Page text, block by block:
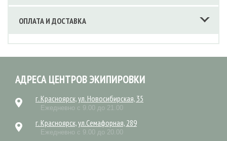
ОПЛАТА И ДОСТАВКА
АДРЕСА ЦЕНТРОВ ЭКИПИРОВКИ
г. Красноярск, ул. Новосибирская, 35
Ежедневно с 9.00 до 21.00
г. Красноярск, ул.Семафорная, 289
Ежедневно с 9.00 до 20.00